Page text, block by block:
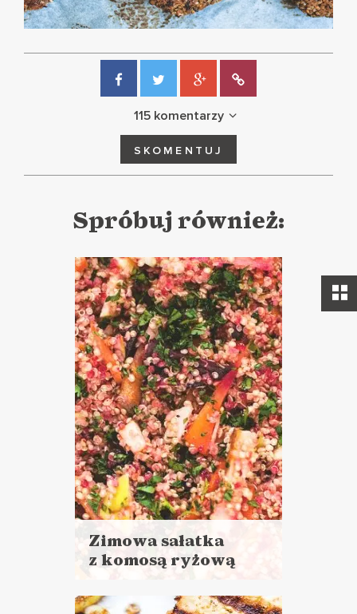
115 komentarzy
SKOMENTUJ
Spróbuj również:
Zimowa sałatka
z komosą ryżową
więcej
Czas przygotowania: 35 minut